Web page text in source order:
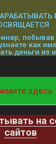
побывав
как
деньги из
здесь
на
сайтов